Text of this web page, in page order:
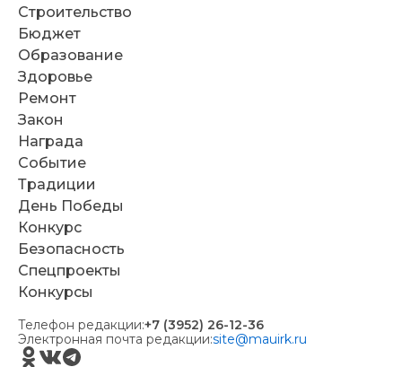
Строительство
Бюджет
Образование
Здоровье
Ремонт
Закон
Награда
Событие
Традиции
День Победы
Конкурс
Безопасность
Спецпроекты
Конкурсы
Телефон редакции:+7 (3952) 26-12-36
Электронная почта редакции:site@mauirk.ru